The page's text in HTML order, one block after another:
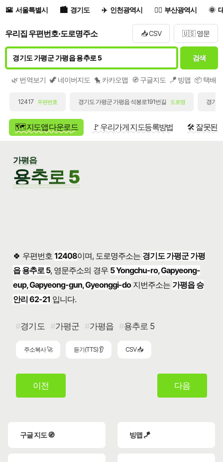
서울특별시 경기도 인천광역시 부산광역시
우리집 우편번호·도로명주소 📥 CSV 🇺🇸 영문
검색
🌿 번역보기 🦖 네이버지도 🐤 카카오맵 🧭 구글지도 🪁 빙맵 📦 택배/
12417 우편번호 경기도 가평군 가평읍 석봉로191번길 도로명 경기
🗺️ 지도앱 다운로드 🚩 우리가게 지도등록방법 🛠️ 잘못된
가평읍
용추로 5
🍀 우편번호 12408이며, 도로명주소는 경기도 가평군 가평
읍 용추로 5, 영문주소의 경우 5 Yongchu-ro, Gapyeong-
eup, Gapyeong-gun, Gyeonggi-do지번주소는 가평읍 승
안리 62-21 입니다.
경기도 가평군 가평읍 용추로 5
주소복사 🚀 듣기(TTS) 👂 CSV 📥
이전 다음
구글 지도 🧭 빙맵 🪁